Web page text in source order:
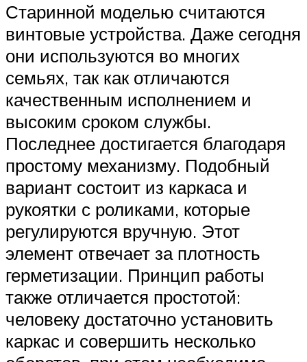
Старинной моделью считаются
винтовые устройства. Даже сегодня
они используются во многих
семьях, так как отличаются
качественным исполнением и
высоким сроком службы.
Последнее достигается благодаря
простому механизму. Подобный
вариант состоит из каркаса и
рукоятки с роликами, которые
регулируются вручную. Этот
элемент отвечает за плотность
герметизации. Принцип работы
также отличается простотой:
человеку достаточно установить
каркас и совершить несколько